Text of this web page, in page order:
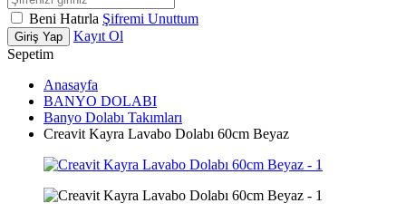
Beni Hatırla Şifremi Unuttum
Giriş Yap
Kayıt Ol
Sepetim
Anasayfa
BANYO DOLABI
Banyo Dolabı Takımları
Creavit Kayra Lavabo Dolabı 60cm Beyaz